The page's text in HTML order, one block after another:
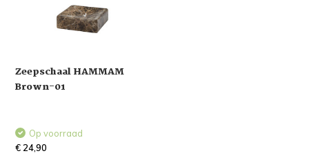
Zeepschaal HAMMAM
Brown-01
Op voorraad
€ 24,90